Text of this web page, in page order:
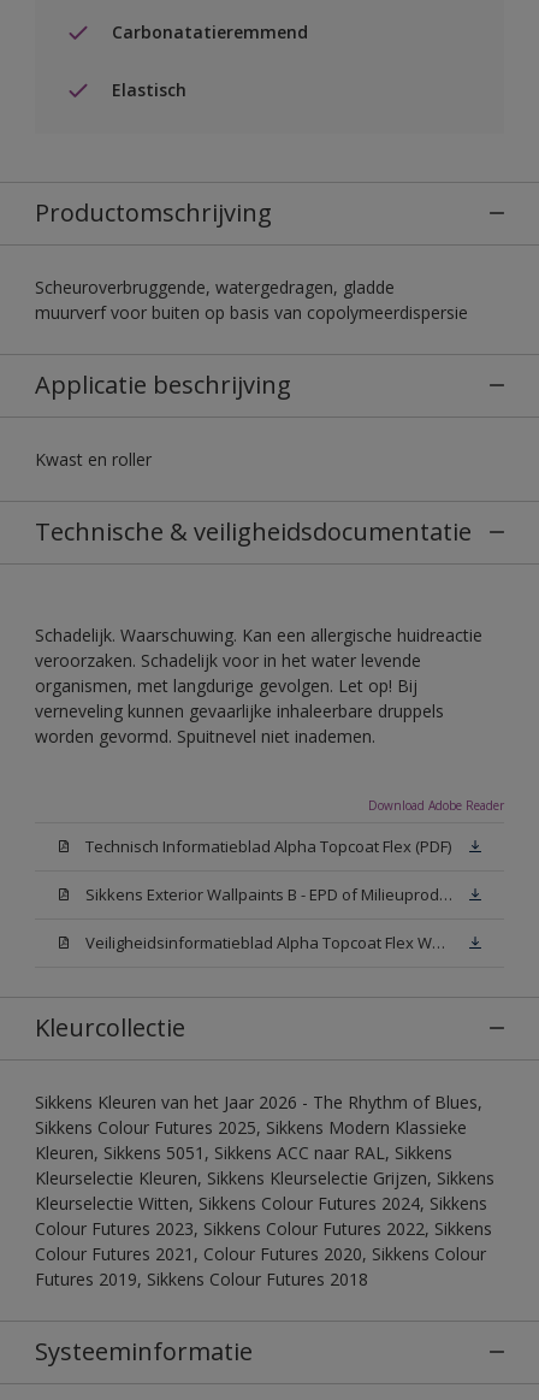
Carbonatatieremmend
Elastisch
Productomschrijving
Scheuroverbruggende, watergedragen, gladde
muurverf voor buiten op basis van copolymeerdispersie
Applicatie beschrijving
Kwast en roller
Technische & veiligheidsdocumentatie
Schadelijk. Waarschuwing. Kan een allergische huidreactie
veroorzaken. Schadelijk voor in het water levende
organismen, met langdurige gevolgen. Let op! Bij
verneveling kunnen gevaarlijke inhaleerbare druppels
worden gevormd. Spuitnevel niet inademen.
Download Adobe Reader
Technisch Informatieblad Alpha Topcoat Flex (PDF)
Sikkens Exterior Wallpaints B - EPD of Milieuproductverklaring
Veiligheidsinformatieblad Alpha Topcoat Flex White W05 (MSDS)
Kleurcollectie
Sikkens Kleuren van het Jaar 2026 - The Rhythm of Blues,
Sikkens Colour Futures 2025, Sikkens Modern Klassieke
Kleuren, Sikkens 5051, Sikkens ACC naar RAL, Sikkens
Kleurselectie Kleuren, Sikkens Kleurselectie Grijzen, Sikkens
Kleurselectie Witten, Sikkens Colour Futures 2024, Sikkens
Colour Futures 2023, Sikkens Colour Futures 2022, Sikkens
Colour Futures 2021, Colour Futures 2020, Sikkens Colour
Futures 2019, Sikkens Colour Futures 2018
Systeeminformatie